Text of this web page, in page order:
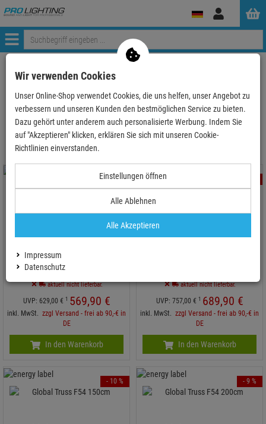
Anmelden
Menü
ProLighting Traversen Traversen nach Hersteller
F-54 Traversen
Art-Nr. PF54050
aktuell nicht lieferbar.
UVP: 629,00 € 1 569,90 €
inkl. MwSt. zzgl Versand - frei ab 90,-€ in
DE
- 9 %
In den Warenkorb
aktuell nicht lieferbar.
UVP: 757,00 € 1 689,90 €
inkl. MwSt. zzgl Versand - frei ab 90,-€ in
DE
In den Warenkorb
- 10 % - 9 %
Wir verwenden Cookies
Unser Online-Shop verwendet Cookies, die uns helfen, unser Angebot zu
verbessern und unseren Kunden den bestmöglichen Service zu bieten.
Dazu gehört unter anderem auch personalisierte Werbung. Indem Sie
auf "Akzeptieren" klicken, erklären Sie sich mit unseren Cookie-
Richtlinien einverstanden.
Einstellungen öffnen
Alle Ablehnen
Alle Akzeptieren
Impressum
Datenschutz